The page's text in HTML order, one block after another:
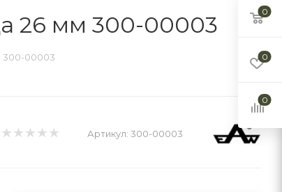
26 мм 300-00003
300-00003
Артикул: 300-00003
0
0
0